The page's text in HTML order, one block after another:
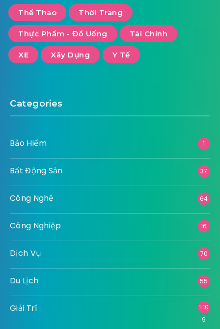
Thể Thao Thời Trang
Thực Phẩm - Đồ Uống Tài Chính
XE Xây Dựng Y Tế
Categories
Bảo Hiểm 1
Bất Động Sản 37
Công Nghệ 64
Công Nghiệp 16
Dịch Vụ 70
Du Lịch 55
Giải Trí
1.10
9